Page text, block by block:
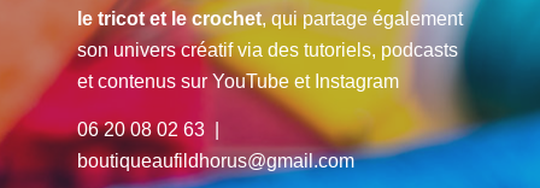
le tricot et le crochet, qui partage également
son univers créatif via des tutoriels, podcasts
et contenus sur YouTube et Instagram
06 20 08 02 63 |
boutiqueaufildhorus@gmail.com